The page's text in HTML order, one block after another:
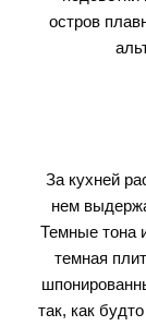
остров
За кухней
нем
Темные тона
темная
так, как